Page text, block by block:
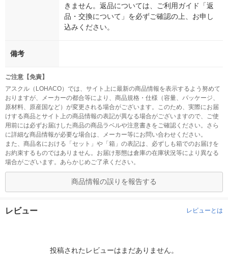
きません。返品については、ご利用ガイド「返
品・交換について」を必ずご確認の上、お申し
込みください。
備考
ご注意【免責】
アスクル（LOHACO）では、サイト上に最新の商品情報を表示するよう努めて
おりますが、メーカーの都合等により、商品規格・仕様（容量、パッケージ、
原材料、原産国など）が変更される場合がございます。このため、実際にお届
けする商品とサイト上の商品情報の表記が異なる場合がございますので、ご使
用前には必ずお届けした商品の商品ラベルや注意書きをご確認ください。さら
に詳細な商品情報が必要な場合は、メーカー等にお問い合わせください。
また、商品名における「セット」や「箱」の表記は、必ずしも箱でのお届けを
お約束するものではありません。お届け形態は倉庫の在庫状況等により異なる
場合がございます。あらかじめご了承ください。
商品情報の誤りを報告する
レビュー レビューとは
投稿されたレビューはまだありません。